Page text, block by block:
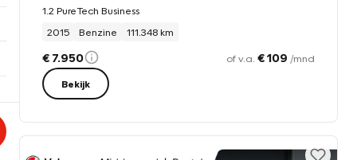
1.2 PureTech Business
2015
Benzine 111.348 km
€ 7.950 of v.a. € 109 /mnd
Bekijk